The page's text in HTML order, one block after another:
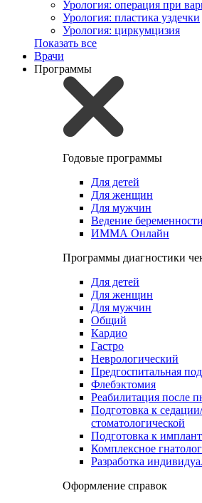
Урология: операция при
Урология: пластика уздечки
Урология: циркумцизия
Показать все
Врачи
Программы
Годовые программы
Для детей
Для женщин
Для мужчин
Ведение беременности
ИММА Онлайн
Программы диагностики
Для детей
Для женщин
Для мужчин
Общий
Кардио
Гастро
Неврологический
Предгоспитальная
Флебэктомия
Реабилитация после
Подготовка к
стоматологической
Подготовка к
Комплексное
Разработка
Оформление справок